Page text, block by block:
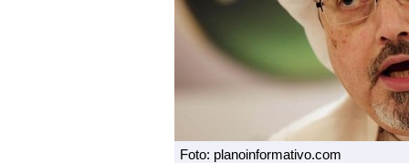
Foto: planoinformativo.com